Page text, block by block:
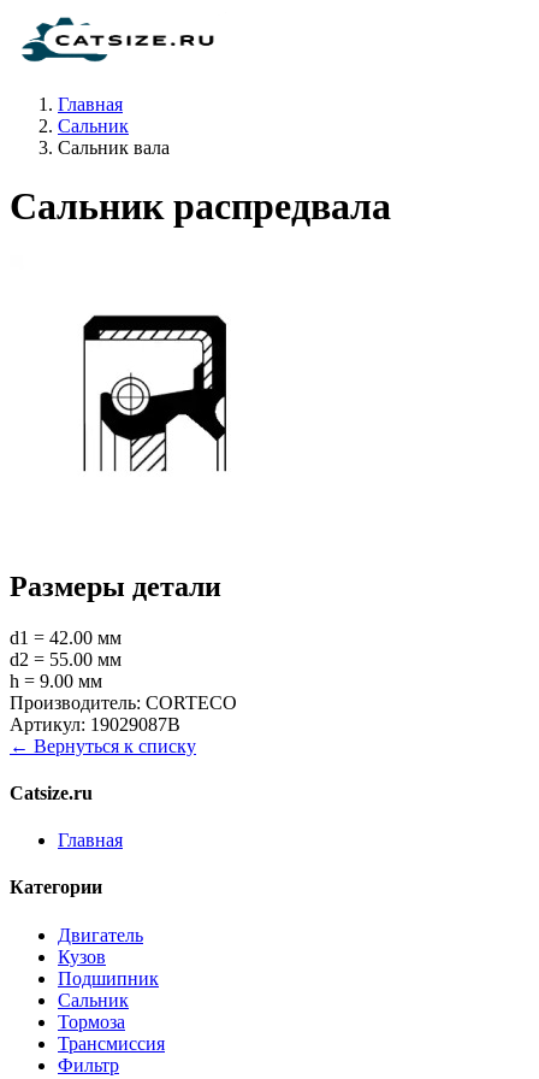
Главная
Сальник
Сальник вала
Сальник распредвала
Размеры детали
d1 = 42.00 мм
d2 = 55.00 мм
h = 9.00 мм
Производитель: CORTECO
Артикул: 19029087B
← Вернуться к списку
Catsize.ru
Главная
Категории
Двигатель
Кузов
Подшипник
Сальник
Тормоза
Трансмиссия
Фильтр